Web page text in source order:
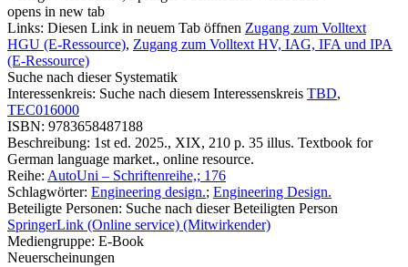
opens in new tab
Links: Diesen Link in neuem Tab öffnen Zugang zum Volltext
HGU (E-Ressource), Zugang zum Volltext HV, IAG, IFA und IPA
(E-Ressource)
Suche nach dieser Systematik
Interessenkreis: Suche nach diesem Interessenskreis TBD,
TEC016000
ISBN: 9783658487188
Beschreibung: 1st ed. 2025., XIX, 210 p. 35 illus. Textbook for
German language market., online resource.
Reihe: AutoUni – Schriftenreihe,; 176
Schlagwörter: Engineering design.; Engineering Design.
Beteiligte Personen: Suche nach dieser Beteiligten Person
SpringerLink (Online service) (Mitwirkender)
Mediengruppe: E-Book
Neuerscheinungen